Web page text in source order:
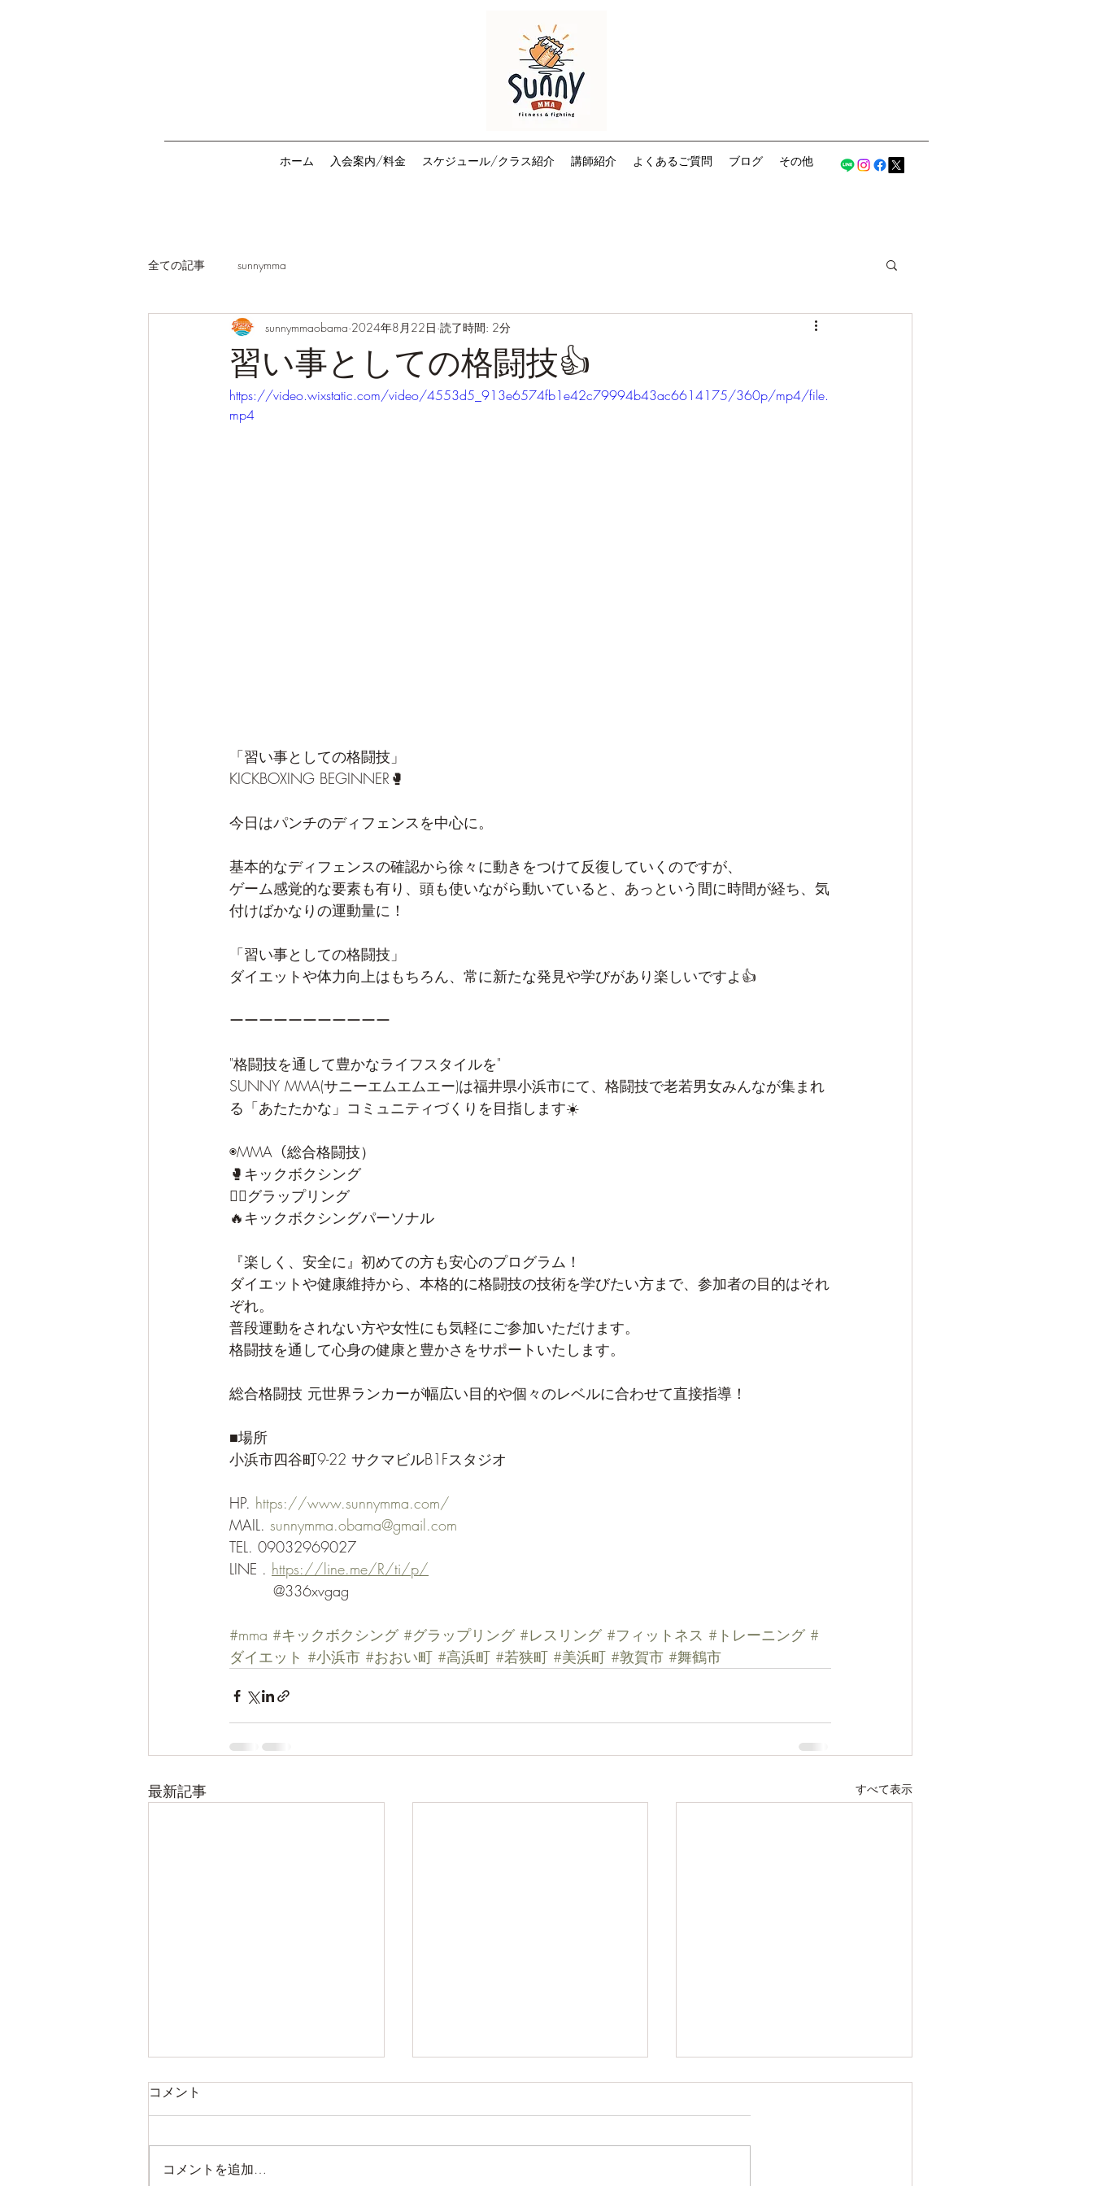
ホーム 入会案内/料金 スケジュール/クラス紹介 講師紹介 よくあるご質問 ブログ その他
全ての記事 sunnymma
習い事としての格闘技👍
sunnymmaobama 2024年8月22日 読了時間: 2分
https://video.wixstatic.com/video/4553d5_913e6574fb1e42c79994b43ac6614175/360p/mp4/file.
mp4
「習い事としての格闘技」
KICKBOXING BEGINNER🥊
今日はパンチのディフェンスを中心に。
基本的なディフェンスの確認から徐々に動きをつけて反復していくのですが、
ゲーム感覚的な要素も有り、頭も使いながら動いていると、あっという間に時間が経ち、気
付けばかなりの運動量に！
「習い事としての格闘技」
ダイエットや体力向上はもちろん、常に新たな発見や学びがあり楽しいですよ👍
ーーーーーーーーーーー
"格闘技を通して豊かなライフスタイルを"
SUNNY MMA(サニーエムエムエー)は福井県小浜市にて、格闘技で老若男女みんなが集まれ
る「あたたかな」コミュニティづくりを目指します☀️
◉MMA（総合格闘技）
🥊キックボクシング
🤼‍♂️グラップリング
🔥キックボクシングパーソナル
『楽しく、安全に』初めての方も安心のプログラム！
ダイエットや健康維持から、本格的に格闘技の技術を学びたい方まで、参加者の目的はそれ
ぞれ。
普段運動をされない方や女性にも気軽にご参加いただけます。
格闘技を通して心身の健康と豊かさをサポートいたします。
総合格闘技 元世界ランカーが幅広い目的や個々のレベルに合わせて直接指導！
■場所
小浜市四谷町9-22 サクマビルB1Fスタジオ
HP. https://www.sunnymma.com/
MAIL. sunnymma.obama@gmail.com
TEL. 09032969027
LINE . https://line.me/R/ti/p/
@336xvgag
#mma #キックボクシング #グラップリング #レスリング #フィットネス #トレーニング #
ダイエット #小浜市 #おおい町 #高浜町 #若狭町 #美浜町 #敦賀市 #舞鶴市
最新記事 すべて表示
8月の営業予定
コメント
コメントを追加…